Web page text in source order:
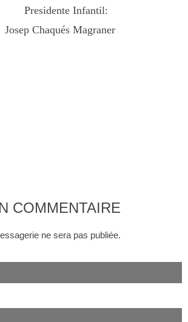
Presidente Infantil:
Chaqués Magraner
COMMENTAIRE
ne sera pas publiée.